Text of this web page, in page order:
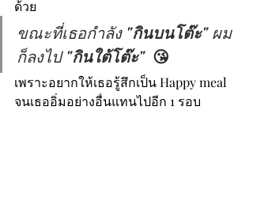
ด้วย
ขณะที่เธอกำลัง "กินบนโต๊ะ" ผม
ก็ลงไป "กินใต้โต๊ะ" 😘
เพราะอยากให้เธอรู้สึกเป็น Happy meal
จนเธออิ่มอย่างอื่นแทนไปอีก 1 รอบ